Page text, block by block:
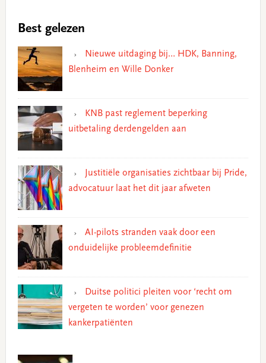
Best gelezen
Nieuwe uitdaging bij… HDK, Banning,
Blenheim en Wille Donker
KNB past reglement beperking
uitbetaling derdengelden aan
Justitiële organisaties zichtbaar bij Pride,
advocatuur laat het dit jaar afweten
AI-pilots stranden vaak door een
onduidelijke probleemdefinitie
Duitse politici pleiten voor ‘recht om
vergeten te worden’ voor genezen
kankerpatiënten